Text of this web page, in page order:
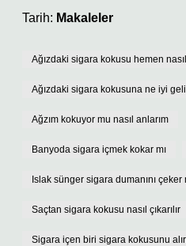
Tarih: Makaleler
Ağızdaki sigara kokusu hemen
Ağızdaki sigara kokusuna ne iyi
Ağzım kokuyor mu nasıl anlarım
Banyoda sigara içmek kokar mı
Islak sünger sigara dumanını çeker
Saçtan sigara kokusu nasıl çıkarılır
Sigara içen biri sigara kokusunu alır